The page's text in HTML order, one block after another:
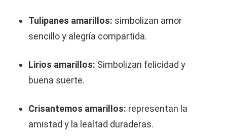
Tulipanes amarillos: simbolizan amor
sencillo y alegría compartida.
Lirios amarillos: Simbolizan felicidad y
buena suerte.
Crisantemos amarillos: representan la
amistad y la lealtad duraderas.